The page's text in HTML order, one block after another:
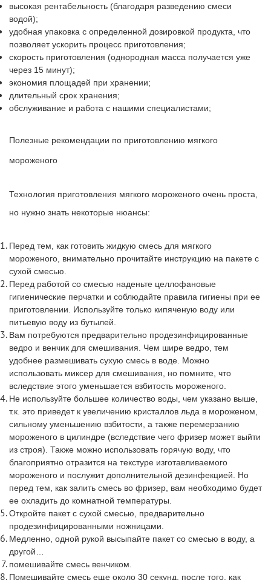
высокая рентабельность (благодаря разведению смеси
водой);
удобная упаковка с определенной дозировкой продукта, что
позволяет ускорить процесс приготовления;
скорость приготовления (однородная масса получается уже
через 15 минут);
экономия площадей при хранении;
длительный срок хранения;
обслуживание и работа с нашими специалистами;
Полезные рекомендации по приготовлению мягкого
мороженого
Технология приготовления мягкого мороженого очень проста,
но нужно знать некоторые нюансы:
Перед тем, как готовить жидкую смесь для мягкого
мороженого, внимательно прочитайте инструкцию на пакете с
сухой смесью.
Перед работой со смесью наденьте целлофановые
гигиенические перчатки и соблюдайте правила гигиены при ее
приготовлении. Используйте только кипяченую воду или
питьевую воду из бутылей.
Вам потребуются предварительно продезинфицированные
ведро и венчик для смешивания. Чем шире ведро, тем
удобнее размешивать сухую смесь в воде. Можно
использовать миксер для смешивания, но помните, что
вследствие этого уменьшается взбитость мороженого.
Не используйте большее количество воды, чем указано выше,
т.к. это приведет к увеличению кристаллов льда в мороженом,
сильному уменьшению взбитости, а также перемерзанию
мороженого в цилиндре (вследствие чего фризер может выйти
из строя). Также можно использовать горячую воду, что
благоприятно отразится на текстуре изготавливаемого
мороженого и послужит дополнительной дезинфекцией. Но
перед тем, как залить смесь во фризер, вам необходимо будет
ее охладить до комнатной температуры.
Откройте пакет с сухой смесью, предварительно
продезинфицированными ножницами.
Медленно, одной рукой высыпайте пакет со смесью в воду, а
другой…
помешивайте смесь венчиком.
Помешивайте смесь еще около 30 секунд, после того, как